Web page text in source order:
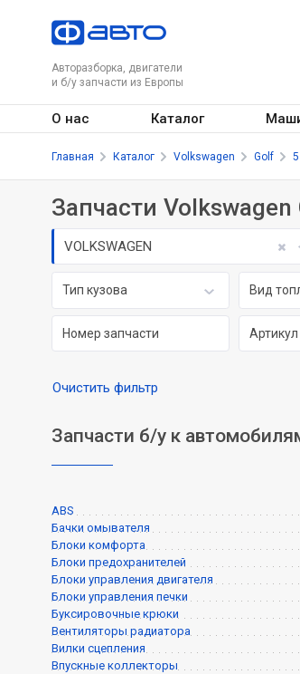
Авторазборка, двигатели
и б/у запчасти из Европы
О нас Каталог
Главная Каталог Volkswagen Golf 5
Запчасти
VOLKSWAGEN
Тип кузова Вид
Очистить фильтр
Запчасти б/у к
ABS
Бачки омывателя
Блоки комфорта
Блоки предохранителей
Блоки управления двигателя
Блоки управления печки
Буксировочные крюки
Вентиляторы радиатора
Вилки сцепления
Впускные коллекторы